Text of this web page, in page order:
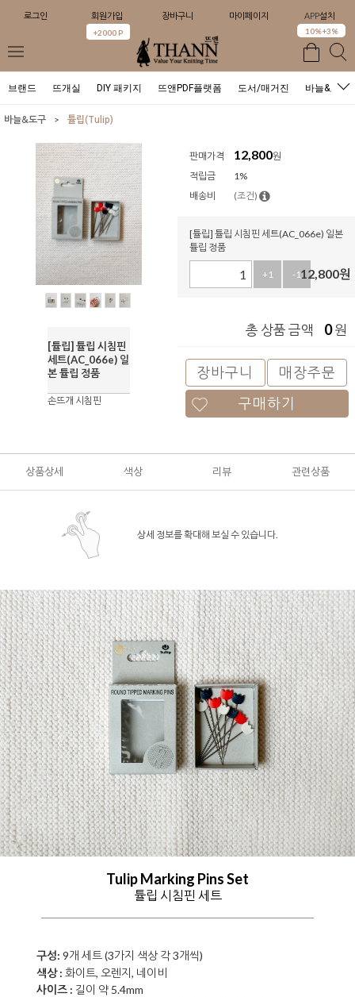
로그인 회원가입
+2000 P
장바구니 마이페이지 APP설치
10%+3%
브랜드 뜨개실 DIY 패키지 뜨앤PDF플랫폼 도서/매거진 바늘&도구
바늘&도구 > 튤립(Tulip)
[튤립] 튤립 시침핀
세트(AC_066e) 일
본 튤립 정품
손뜨개 시침핀
판매가격 12,800원
적립금
1%
배송비
(조건)
[튤립] 튤립 시침핀 세트(AC_066e) 일본
튤립 정품
+1 -112,800원
총 상품 금액 0원
장바구니
매장주문
구매하기
상품상세 색상 리뷰 관련상품
상세 정보를 확대해 보실 수 있습니다.
Tulip Marking Pins Set
튤립 시침핀 세트
구성: 9개 세트 (3가지 색상 각 3개씩)
색상 : 화이트, 오렌지, 네이비
사이즈 : 길이 약 5.4mm